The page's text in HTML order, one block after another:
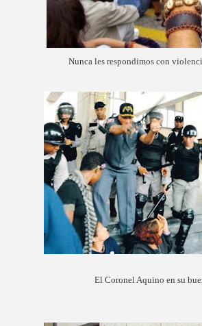
Nunca les respondimos con
El Coronel Aquino en su